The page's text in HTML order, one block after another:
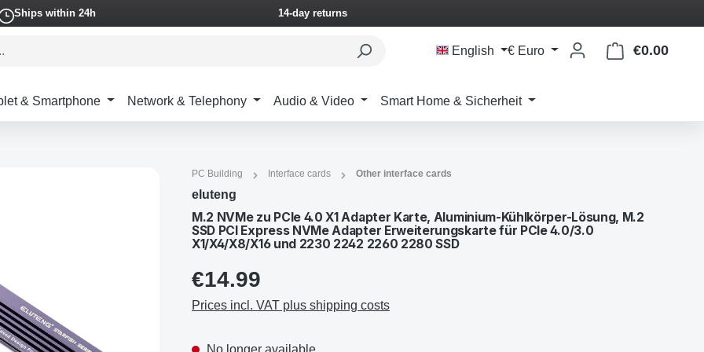
Ships within 24h 14-day returns
English € Euro €0.00
& Smartphone Network & Telephony Audio & Video Smart Home & Sicherheit
PC Building Interface cards Other interface cards
eluteng
M.2 NVMe zu PCIe 4.0 X1 Adapter Karte, Aluminium-Kühlkörper-Lösung, M.2
SSD PCI Express NVMe Adapter Erweiterungskarte für PCIe 4.0/3.0
X1/X4/X8/X16 und 2230 2242 2260 2280 SSD
€14.99
Prices incl. VAT plus shipping costs